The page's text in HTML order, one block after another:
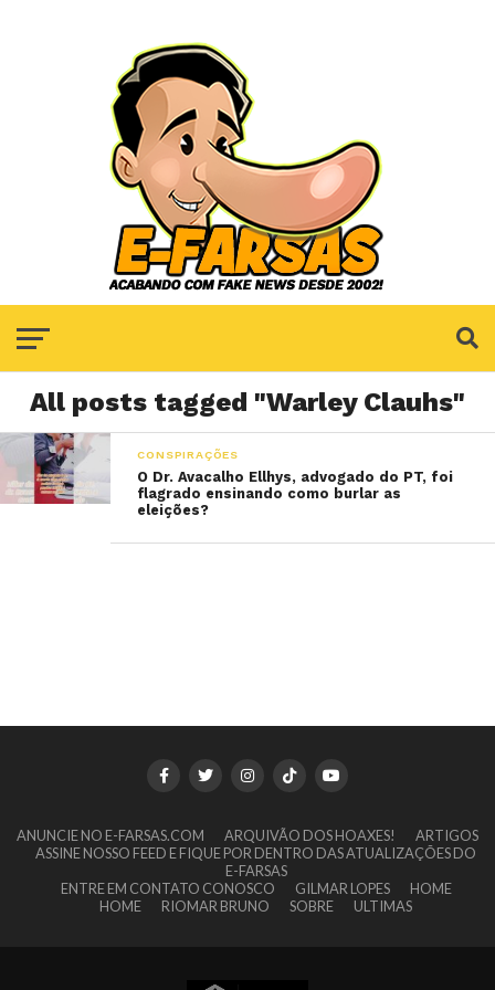
All posts tagged "Warley Clauhs"
CONSPIRAÇÕES
O Dr. Avacalho Ellhys, advogado do PT, foi
flagrado ensinando como burlar as
eleições?
ANUNCIE NO E-FARSAS.COM ARQUIVÃO DOS HOAXES!
ARTIGOS
ASSINE NOSSO FEED E FIQUE POR DENTRO DAS ATUALIZAÇÕES DO
E-FARSAS
ENTRE EM CONTATO CONOSCO
GILMAR LOPES
HOME
HOME
RIOMAR BRUNO SOBRE ULTIMAS